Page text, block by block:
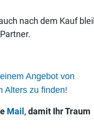
nach dem Kauf
Angebot von
Alters zu finden!
Mail,damit Ihr Traum